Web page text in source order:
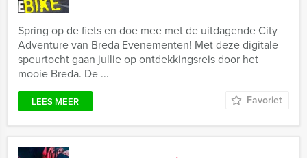
Spring op de fiets en doe mee met de uitdagende City
Adventure van Breda Evenementen! Met deze digitale
speurtocht gaan jullie op ontdekkingsreis door het
mooie Breda. De ...
LEES MEER Favoriet